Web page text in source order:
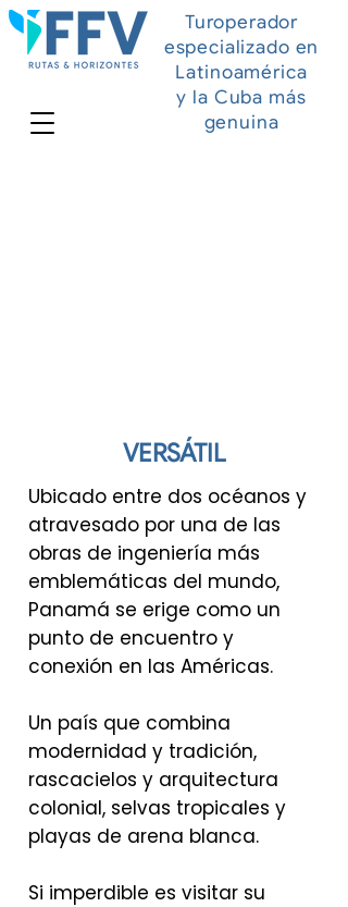
Turoperador
especializado en
Latinoamérica
y la Cuba más
genuina
VERSÁTIL
Ubicado entre dos océanos y
atravesado por una de las
obras de ingeniería más
emblemáticas del mundo,
Panamá se erige como un
punto de encuentro y
conexión en las Américas.
Un país que combina
modernidad y tradición,
rascacielos y arquitectura
colonial, selvas tropicales y
playas de arena blanca.
Si imperdible es visitar su